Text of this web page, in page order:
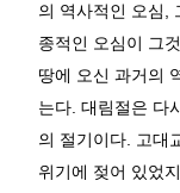
의 역사적인 오심
종적인 오심이 그
땅에 오신 과거의
는다 대림절은 다
의 절기이다
고대
위기에 젖어 있었